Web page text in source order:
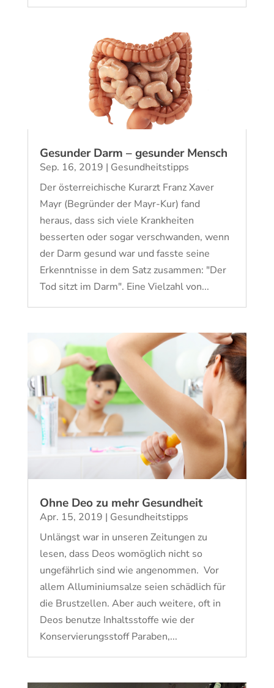
Gesunder Darm – gesunder Mensch
Sep. 16, 2019 | Gesundheitstipps
Der österreichische Kurarzt Franz Xaver
Mayr (Begründer der Mayr-Kur) fand
heraus, dass sich viele Krankheiten
besserten oder sogar verschwanden, wenn
der Darm gesund war und fasste seine
Erkenntnisse in dem Satz zusammen: "Der
Tod sitzt im Darm". Eine Vielzahl von...
Ohne Deo zu mehr Gesundheit
Apr. 15, 2019 | Gesundheitstipps
Unlängst war in unseren Zeitungen zu
lesen, dass Deos womöglich nicht so
ungefährlich sind wie angenommen. Vor
allem Alluminiumsalze seien schädlich für
die Brustzellen. Aber auch weitere, oft in
Deos benutze Inhaltsstoffe wie der
Konservierungsstoff Paraben,...